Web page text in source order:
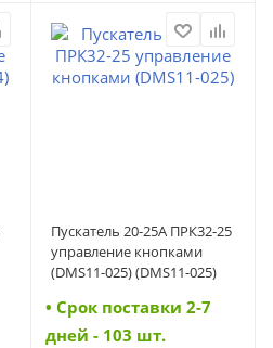
Пускатель 20-25А ПРК32-25
управление кнопками
(DMS11-025) (DMS11-025)
• Cрок поставки 2-7
дней - 103 шт.